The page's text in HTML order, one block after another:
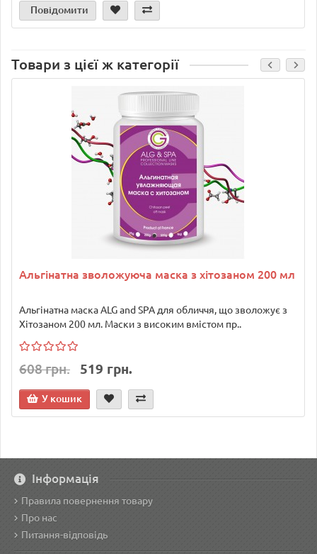
Повідомити
Товари з цієї ж категорії
Альгінатна зволожуюча маска з хітозаном 200 мл
Альгінатна маска ALG and SPA для обличчя, що зволожує з
Хітозаном 200 мл. Маски з високим вмістом пр..
608 грн. 519 грн.
У кошик
Інформація
Правила повернення товару
Про нас
Питання-відповідь